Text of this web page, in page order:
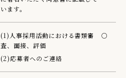
います。
(1)人事採用活動における書類審
査、面接、評価
(2)応募者へのご連絡
○